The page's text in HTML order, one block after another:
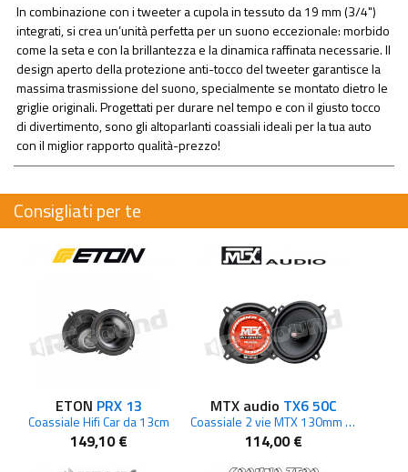
In combinazione con i tweeter a cupola in tessuto da 19 mm (3/4")
integrati, si crea un’unità perfetta per un suono eccezionale: morbido
come la seta e con la brillantezza e la dinamica raffinata necessarie. Il
design aperto della protezione anti-tocco del tweeter garantisce la
massima trasmissione del suono, specialmente se montato dietro le
griglie originali. Progettati per durare nel tempo e con il giusto tocco
di divertimento, sono gli altoparlanti coassiali ideali per la tua auto
con il miglior rapporto qualità-prezzo!
Consigliati per te
ETON PRX 13
Coassiale Hifi Car da 13cm
149,10 €
MTX audio TX6 50C
Coassiale 2 vie MTX 130mm 4Ohm 80W RMS con griglie
114,00 €